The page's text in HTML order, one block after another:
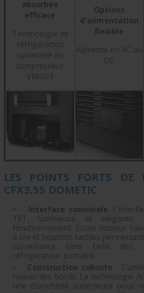
absorbée
efficace
Technologie de
réfrigération
optimisée du
compresseur
VMSO3
Options
d'alimentation
flexible
Alimenté en AC ou
DC
LES POINTS FORTS DE
CFX3.55 DOMETIC
Interface conviviale
TFT, lumineuse et élégante,
fonctionnement. Écran couleur
à lire et boutons tactiles
surveillance sans faille des
réfrigérateur portable.
Construction robuste :
niveau des bords. La technologie
une étanchéité supérieure pour